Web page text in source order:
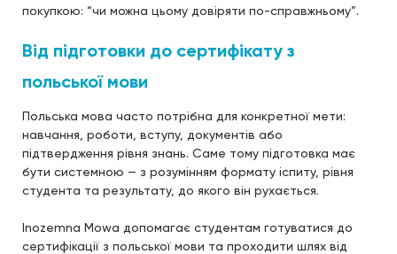
покупкою: “чи можна цьому довіряти по-справжньому”.
Від підготовки до сертифікату з
польської мови
Польська мова часто потрібна для конкретної мети:
навчання, роботи, вступу, документів або
підтвердження рівня знань. Саме тому підготовка має
бути системною — з розумінням формату іспиту, рівня
студента та результату, до якого він рухається.
Inozemna Mowa допомагає студентам готуватися до
сертифікації з польської мови та проходити шлях від